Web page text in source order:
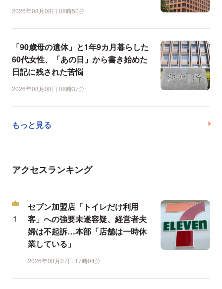
2026年08月08日 08時50分
「90歳母の遺体」と1年9カ月暮らした
60代女性、「あの日」から書き始めた
日記に残された苦悩
2026年08月08日 08時37分
もっと見る
アクセスランキング
セブン加盟店「トイレだけ利用
客」への強要未遂容疑、経営者夫
婦は不起訴…本部「店舗は一時休
業している」
2026年08月07日 17時04分